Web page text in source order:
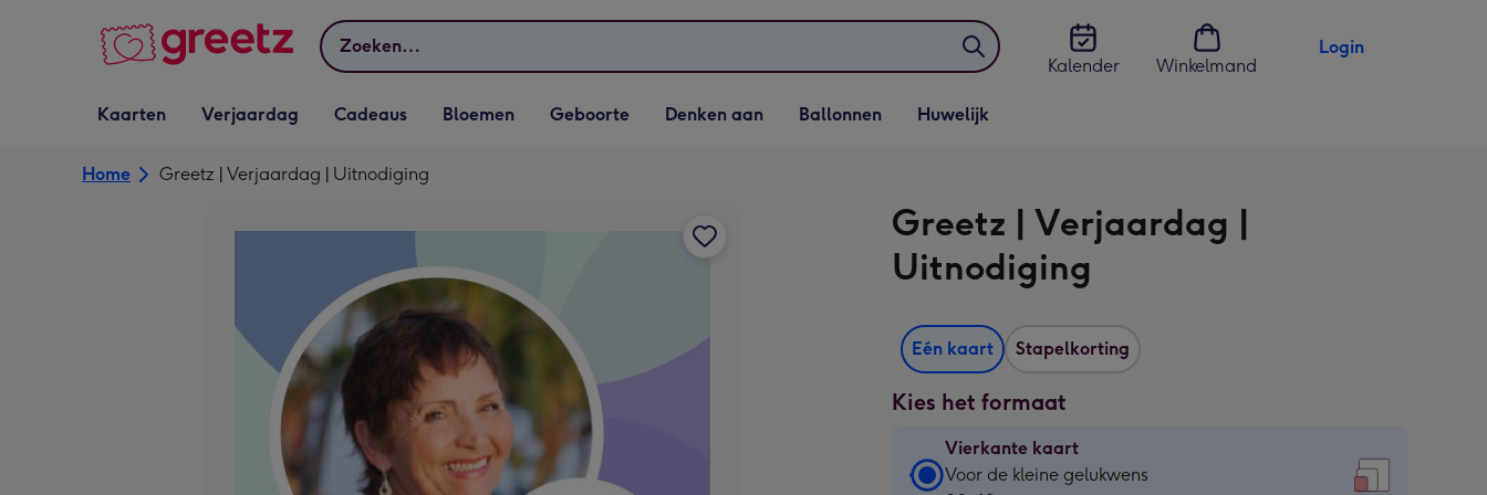
Zoeken
Kalender
Winkelmand
Login
Vervolgkeuzelijst
Kaarten openen
Kaarten
Vervolgkeuzelijst
Verjaardag openen
Verjaardag
Vervolgkeuzelijst
Cadeaus openen
Cadeaus
Vervolgkeuzelijst
Bloemen openen
Bloemen
Vervolgkeuzelijst
Geboorte openen
Geboorte
Vervolgkeuzelijst
Denken aan openen
Denken aan
Vervolgkeuzelijst
Ballonnen openen
Ballonnen
Vervolgkeuzelijst
Huwelijk openen
Huwelijk
Home Greetz | Verjaardag | Uitnodiging
Greetz | Verjaardag |
Uitnodiging
Eén kaart Stapelkorting
Kies het formaat
Vierkante kaart
Vierkante
Voor de kleine gelukwens